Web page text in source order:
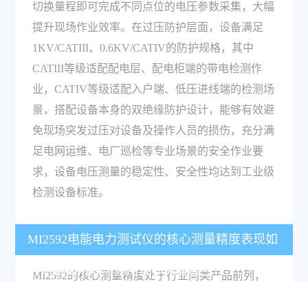
切换量程即可完成不同点位的电压参数采集，大幅
提升现场作业效率。在过压防护层面，设备满足
1KV/CATIII、0.6KV/CATIV的防护规格，其中
CATIII等级适配配电层、配电柜端的带电检测作
业，CATIV等级适配入户端、低压进线端的检测场
景，搭配设备本身的双绝缘防护设计，能够有效避
免现场突发过压对设备及操作人员的损伤，充分满
足电网运维、电厂巡检等专业场景的安全作业要
求，设备电压测量的稳定性、安全性均达到工业级
检测设备标准。
MI2592电能电力测试仪的核心测量精度表现如
何，配套附件与易用性参数有哪些？
MI2592的核心测量精度处于行业同类产品前列，